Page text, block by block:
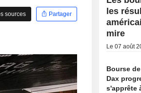
sources
Partager
les
mire
Le 07 août
Bourse
Dax
s'apprête